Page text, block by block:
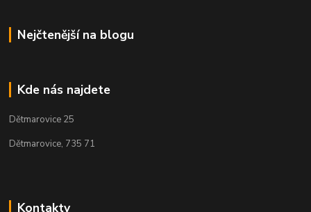
Nejčtenější na blogu
Kde nás najdete
Dětmarovice 25
Dětmarovice, 735 71
Kontakty